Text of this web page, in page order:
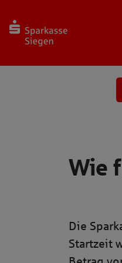
Seite
Wie
Die
Startzeit